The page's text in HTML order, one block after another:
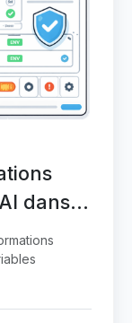
dans